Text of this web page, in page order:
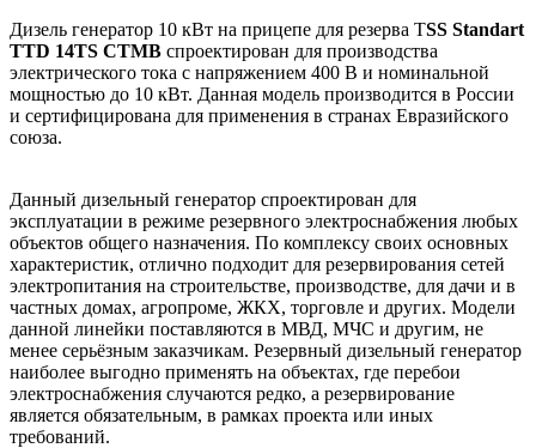
Дизель генератор 10 кВт на прицепе для резерва TSS Standart
TTD 14TS CTMB спроектирован для производства
электрического тока с напряжением 400 В и номинальной
мощностью до 10 кВт. Данная модель производится в России
и сертифицирована для применения в странах Евразийского
союза.
Данный дизельный генератор спроектирован для
эксплуатации в режиме резервного электроснабжения любых
объектов общего назначения. По комплексу своих основных
характеристик, отлично подходит для резервирования сетей
электропитания на строительстве, производстве, для дачи и в
частных домах, агропроме, ЖКХ, торговле и других. Модели
данной линейки поставляются в МВД, МЧС и другим, не
менее серьёзным заказчикам. Резервный дизельный генератор
наиболее выгодно применять на объектах, где перебои
электроснабжения случаются редко, а резервирование
является обязательным, в рамках проекта или иных
требований.